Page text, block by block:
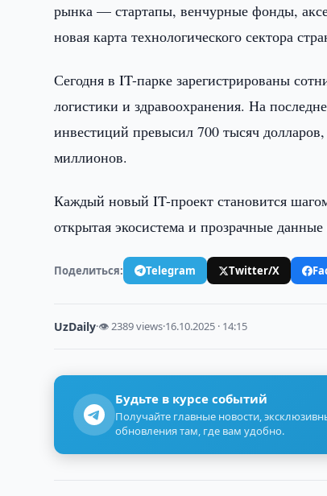
рынка — стартапы, венчурные фонды,
новая карта технологического сектора
Сегодня в IT-парке зарегистрированы
логистики и здравоохранения. На
инвестиций превысил 700 тысяч
миллионов.
Каждый новый IT-проект становится
открытая экосистема и прозрачные
Поделиться: Telegram Twitter/X
UzDaily·👁 2389 views·16.10.2025 · 14:15
Будьте в курсе событий
Получайте главные новости,
обновления там, где вам удобно.